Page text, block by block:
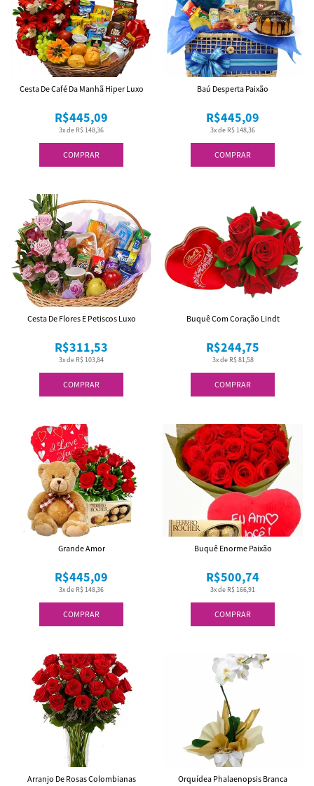
COMPRAR
3x de R$ 148,36
R$445,09
Cesta De Café Da Manhã Hiper Luxo
COMPRAR
3x de R$ 148,36
R$445,09
Baú Desperta Paixão
COMPRAR
3x de R$ 103,84
R$311,53
Cesta De Flores E Petiscos Luxo
COMPRAR
3x de R$ 81,58
R$244,75
Buquê Com Coração Lindt
COMPRAR
3x de R$ 148,36
R$445,09
Grande Amor
COMPRAR
3x de R$ 166,91
R$500,74
Buquê Enorme Paixão
Arranjo De Rosas Colombianas
Orquídea Phalaenopsis Branca